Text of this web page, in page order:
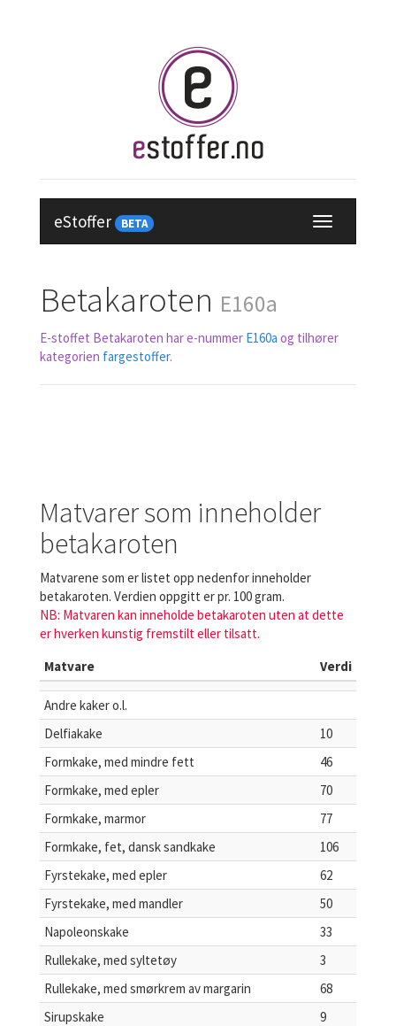
eStoffer BETA
Betakaroten E160a
E-stoffet Betakaroten har e-nummer E160a og tilhører
kategorien fargestoffer.
Matvarer som inneholder
betakaroten
Matvarene som er listet opp nedenfor inneholder
betakaroten. Verdien oppgitt er pr. 100 gram.
NB: Matvaren kan inneholde betakaroten uten at dette
er hverken kunstig fremstilt eller tilsatt.
Matvare
Verdi
Andre kaker o.l.
Delfiakake
10
Formkake, med mindre fett
46
Formkake, med epler
70
Formkake, marmor
77
Formkake, fet, dansk sandkake
106
Fyrstekake, med epler
62
Fyrstekake, med mandler
50
Napoleonskake
33
Rullekake, med syltetøy
3
Rullekake, med smørkrem av margarin
68
Sirupskake
9